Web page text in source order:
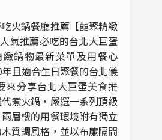
火鍋餐廳推薦【囍聚精緻
氣推薦必吃的台北大巨蛋
鍋物最新菜單及用餐心
且適合生日聚餐的台北儀
來分享台北大巨蛋美食推
煮火鍋，嚴選一系列頂級
層樓的用餐環境附有獨立
質調風格，並以布簾隔間